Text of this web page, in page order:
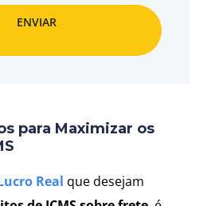
ENVIAR
para Maximizar os
Real que desejam